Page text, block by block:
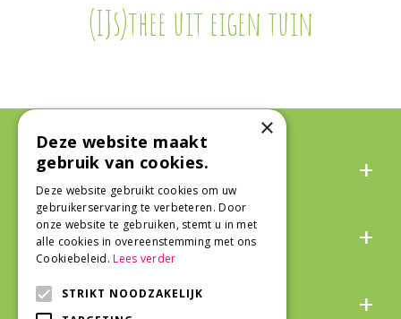
(IJs)thee uit eigen tuin
Algemeen
Over ons
Snel naar
×
Deze website maakt
gebruik van cookies.
Deze website gebruikt cookies om uw
gebruikerservaring te verbeteren. Door
onze website te gebruiken, stemt u in met
alle cookies in overeenstemming met ons
Cookiebeleid.Lees verder
STRIKT NOODZAKELIJK